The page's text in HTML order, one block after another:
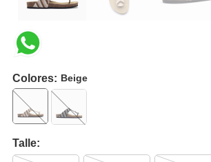
Colores: Beige
Talle: